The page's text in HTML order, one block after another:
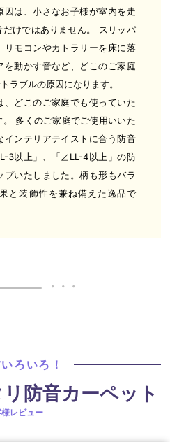
因は、小さなお子様が室内を走
けではありません。 スリッパ
リモコンやカトラリーを床に落
を動かす音など、どこのご家庭
ラブルの原因になります。
、どこのご家庭でも使っていた
多くのご家庭でご使用いいた
インテリアテイストに合う防音
3以上」、「⊿LL-4以上」の防
いたしました。柄も形もバラ
と装飾性を兼ね備えた逸品で
ろいろ！
防音カーペット
様レビュー